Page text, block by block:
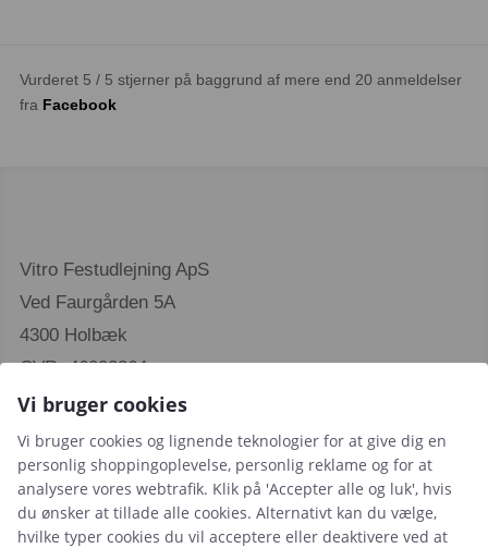
Vurderet 5 / 5 stjerner på baggrund af mere end 20 anmeldelser
fra Facebook
Vitro Festudlejning ApS
Ved Faurgården 5A
4300 Holbæk
CVR. 46093364
Leje- og købsbetingelser
Vi bruger cookies
Vi bruger cookies og lignende teknologier for at give dig en
personlig shoppingoplevelse, personlig reklame og for at
analysere vores webtrafik. Klik på 'Accepter alle og luk', hvis
du ønsker at tillade alle cookies. Alternativt kan du vælge,
hvilke typer cookies du vil acceptere eller deaktivere ved at